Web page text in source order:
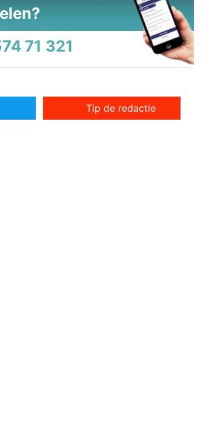
71 321
Tip de redactie